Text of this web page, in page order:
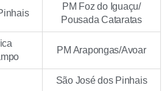
PM Foz do Iguaçu/
Pousada Cataratas
PM Arapongas/Avoar
São José dos Pinhais